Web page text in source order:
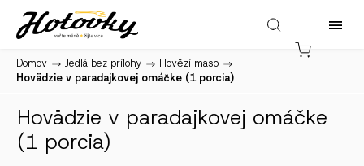
Domov / Jedlá bez prílohy / Hovězí maso /
Hovädzie v paradajkovej omáčke (1 porcia)
Hovädzie v paradajkovej omáčke
(1 porcia)